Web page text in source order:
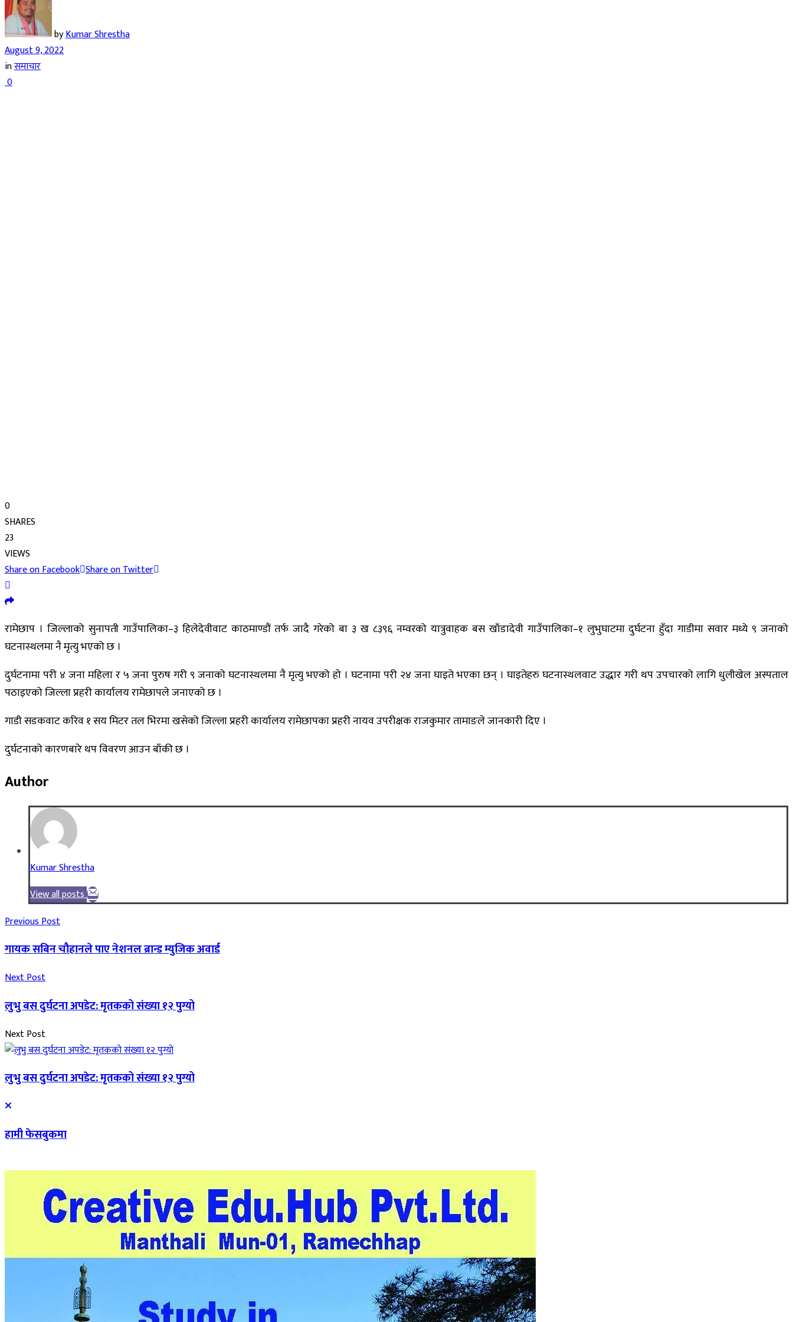
byKumar Shrestha
August 9, 2022
inसमाचार
0
0
SHARES
23
VIEWS
Share on Facebook Share on Twitter
रामेछाप । जिल्लाको सुनापती गाउँपालिका–३ हिलेदेवीवाट काठमाण्डौं तर्फ जादै गरेको बा ३ ख ८३९६ नम्वरको यात्रुवाहक बस खाँडादेवी गाउँपालिका–१ लुभुघाटमा दुर्घटना हुँदा गाडीमा सवार मध्ये ९ जनाको
घटनास्थलमा नै मृत्यु भएको छ ।
दुर्घटनामा परी ४ जना महिला र ५ जना पुरुष गरी ९ जनाको घटनास्थलमा नै मृत्यु भएको हो । घटनामा परी २४ जना घाइते भएका छन् । घाइतेहरु घटनास्थलवाट उद्धार गरी थप उपचारको लागि धुलीखेल अस्पताल
पठाइएको जिल्ला प्रहरी कार्यालय रामेछापले जनाएको छ ।
गाडी सडकवाट करिव १ सय मिटर तल भिरमा खसेको जिल्ला प्रहरी कार्यालय रामेछापका प्रहरी नायव उपरीक्षक राजकुमार तामाङले जानकारी दिए ।
दुर्घटनाको कारणबारे थप विवरण आउन बाँकी छ ।
Author
Kumar Shrestha
View all posts
Previous Post
गायक सबिन चौहानले पाए नेशनल ब्रान्ड म्युजिक अवार्ड
Next Post
लुभु बस दुर्घटना अपडेट: मृतकको संख्या १२ पुग्यो
Next Post
लुभु बस दुर्घटना अपडेट: मृतकको संख्या १२ पुग्यो
हामी फेसबुकमा